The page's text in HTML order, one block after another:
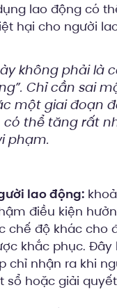
lao động có
hại cho người
không phải là
Chỉ cần sai
một giai đoạn
có thể tăng rất
phạm.
lao động:
điều kiện
chế độ khác cho
khắc phục. Đây
chỉ nhận ra khi
sổ hoặc giải